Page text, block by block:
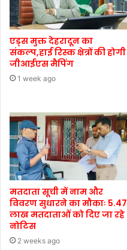
एड्स मुक्त देहरादून का
संकल्प,हाई रिस्क क्षेत्रों की होगी
जीआईएस मैपिंग
1 week ago
मतदाता सूची में नाम और
विवरण सुधारने का मौकाः 5.47
लाख मतदाताओं को दिए जा रहे
नोटिस
2 weeks ago